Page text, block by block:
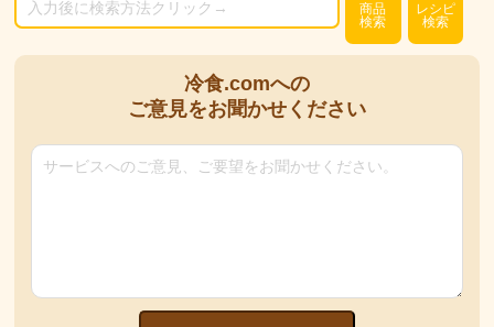
商品
検索
レシピ
検索
冷食.comへの
ご意見をお聞かせください